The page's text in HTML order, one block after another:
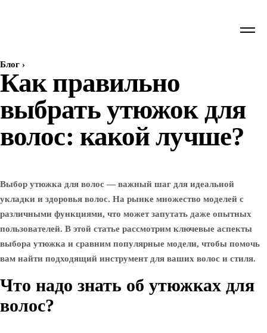
Блог ›
Как правильно
выбрать утюжок для
волос: какой лучше?
Выбор утюжка для волос — важный шаг для идеальной
укладки и здоровья волос. На рынке множество моделей с
различными функциями, что может запутать даже опытных
пользователей. В этой статье рассмотрим ключевые аспекты
выбора утюжка и сравним популярные модели, чтобы помочь
вам найти подходящий инструмент для ваших волос и стиля.
Что надо знать об утюжках для
волос?